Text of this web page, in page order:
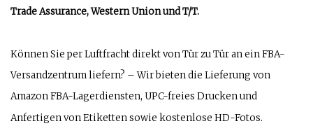
Trade Assurance, Western Union und T/T.
Können Sie per Luftfracht direkt von Tür zu Tür an ein FBA-
Versandzentrum liefern? – Wir bieten die Lieferung von
Amazon FBA-Lagerdiensten, UPC-freies Drucken und
Anfertigen von Etiketten sowie kostenlose HD-Fotos.